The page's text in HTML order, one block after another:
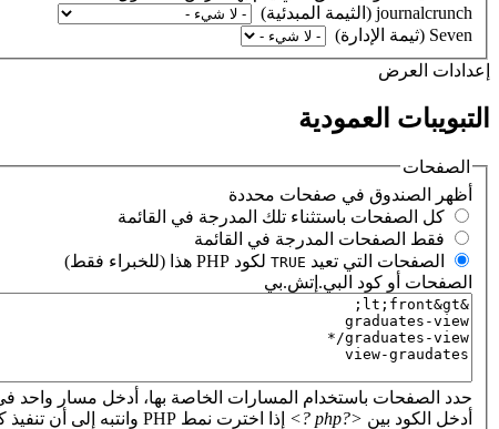
‏إعدادات العرض ‏
التبويبات العمودية
الصفحات
‏أظهر الصندوق في صفحات محددة ‏
‏كل الصفحات باستثناء تلك المدرجة في القائمة ‏
‏فقط الصفحات المدرجة في القائمة ‏
‏الصفحات التي تعيد TRUE لكود PHP هذا (للخبراء فقط) ‏
الصفحات أو كود البي.إتش.بي
حدد الصفحات باستخدام المسارات الخاصة بها، أدخل مسار
أدخل الكود بين <?php ?>
إذا اخترت نمط PHP وانتبه إلى أن تنفيذ كود PHP غير صحيح سيؤدي إلى تعطل موقعك.